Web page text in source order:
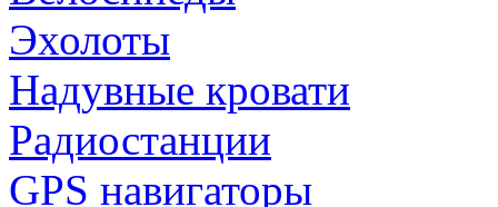
Эхолоты
Надувные кровати
Радиостанции
GPS навигаторы